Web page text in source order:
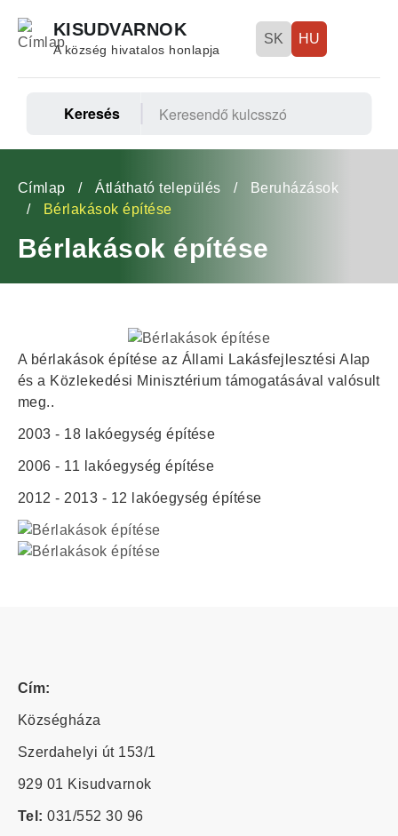
tartalomra
KISUDVARNOK
A község hivatalos honlapja
SK HU
Keresés
Morzsa
Címlap Átlátható település
Beruházások
Bérlakások építése
Bérlakások építése
A bérlakások építése az Állami Lakásfejlesztési Alap
és a Közlekedési Minisztérium támogatásával valósult
meg..
2003 - 18 lakóegység építése
2006 - 11 lakóegység építése
2012 - 2013 - 12 lakóegység építése
Cím:
Községháza
Szerdahelyi út 153/1
929 01 Kisudvarnok
Tel: 031/552 30 96